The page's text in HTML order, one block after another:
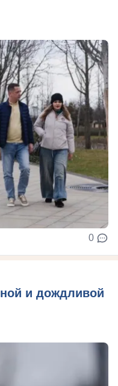
0
и дождливой